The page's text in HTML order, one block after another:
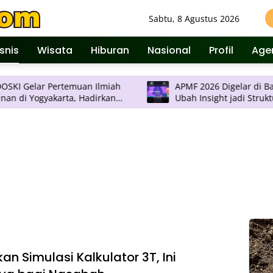
Sabtu, 8 Agustus 2026
Wisata Hiburan Nasional Profil
Ilmiah
Hadirkan
APMF 2026 Digelar di Bali, Agendanya
Ubah Insight jadi Struktur
Pengambilan Keputusan
Simulasi Kalkulator 3T, Ini